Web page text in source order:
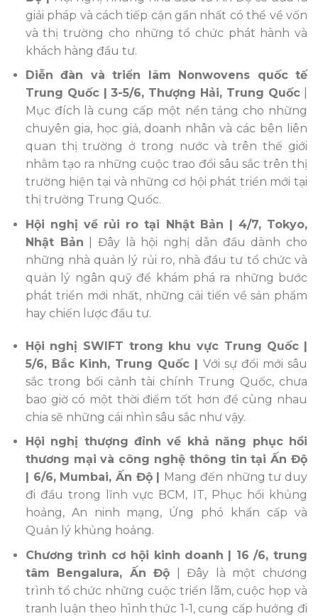
giải pháp và cách tiếp cận gần nhất có thể về vốn
và thị trường cho những tổ chức phát hành và
khách hàng đầu tư.
Diễn đàn và triển lãm Nonwovens quốc tế
Trung Quốc | 3-5/6, Thượng Hải, Trung Quốc
Mục đích là cung cấp một nền tảng cho những
chuyên gia, học giả, doanh nhân và các bên liên
quan thị trường ở trong nước và trên thế giới
nhằm tạo ra những cuộc trao đổi sâu sắc trên thị
trường hiện tại và những cơ hội phát triển mới tại
thị trường Trung Quốc.
Hội nghị về rủi ro tại Nhật Bản | 4/7, Tokyo,
Nhật Bản
Đây là hội nghị dẫn đầu dành cho
những nhà quản lý rủi ro, nhà đầu tư tổ chức và
quản lý ngân quỹ để khám phá ra những bước
phát triển mới nhất, những cải tiến về sản phẩm
hay chiến lược đầu tư.
Hội nghị SWIFT trong khu vực Trung Quốc |
5/6, Bắc Kinh, Trung Quốc | Với sự đổi mới sâu
sắc trong bối cảnh tài chính Trung Quốc, chưa
bao giờ có một thời điểm tốt hơn để cùng nhau
chia sẽ những cái nhìn sâu sắc như vậy.
Hội nghị thượng đỉnh về khả năng phục hồi
thương mại và công nghệ thông tin tại Ấn Độ
| 6/6, Mumbai, Ấn Độ |
Mang đến những tư duy
đi đầu trong lĩnh vực BCM, IT, Phục hồi khủng
hoảng, An ninh mạng, Ứng phó khẩn cấp và
Quản lý khủng hoảng.
Chương trình cơ hội kinh doanh | 16 /6, trung
tâm Bengalura, Ấn Độ | Đây là một chương
trình tổ chức những cuộc triển lãm, cuộc họp và
tranh luận theo hình thức 1-1, cung cấp hướng đi